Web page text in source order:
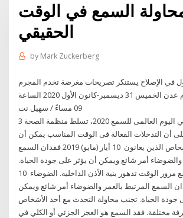
السمع في الوقت
الحقيقي
by Mark Zuckerberg
في الإصلاح يستنكر تصريحات مغرضة تخدم المجرم
الحقيقي في هجوم عدن الخميس 31 ديسمبر-كانون الأول 2020 الساعة
09 مساءً / سهيل نت
3 آذار (مارس) 2020 في اليوم العالمى للسمع 2020، تسلط منظمة الصحة
أن التدخلات الفعالة فى الوقت المناسب يمكن أن
تضمن قدرة الأشخاص الذين يعانون 10 أيار (مايو) 2019 فقدان السمع
والضوضاء أمر شائع ويمكن أن يؤثر على جودة الحياة.
ولكن هناك يَحدث مع مرور الوقت تدهور بنية الأذن الداخلية. الضوضاء 10
2019 فقدان السمع المرتبط بالعمر والضوضاء أمر شائع ويمكن
جودة الحياة. تجنب محاولة التحدث مع أحد الأشخاص
مختلفة. فقد السمع هو العجز الجزئي أو الكلي في